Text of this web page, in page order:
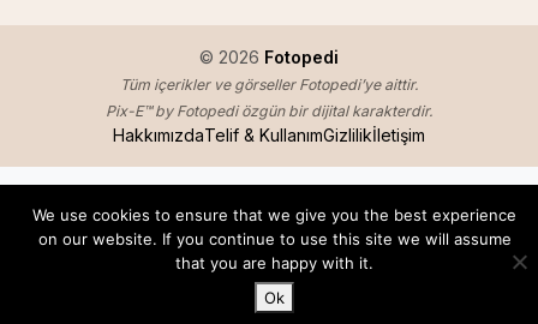
© 2026 Fotopedi
Tüm içerikler ve görseller Fotopedi’ye aittir.
Pix-E™ by Fotopedi özgün bir dijital karakterdir.
HakkımızdaTelif & KullanımGizlilikİletişim
We use cookies to ensure that we give you the best experience
on our website. If you continue to use this site we will assume
that you are happy with it.
Ok